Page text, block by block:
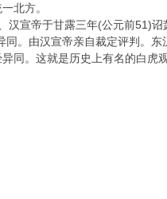
北方。
汉宣帝于甘露三年(公元前51)
同。由汉宣帝亲自裁定评判。
异同。这就是历史上有名的白虎